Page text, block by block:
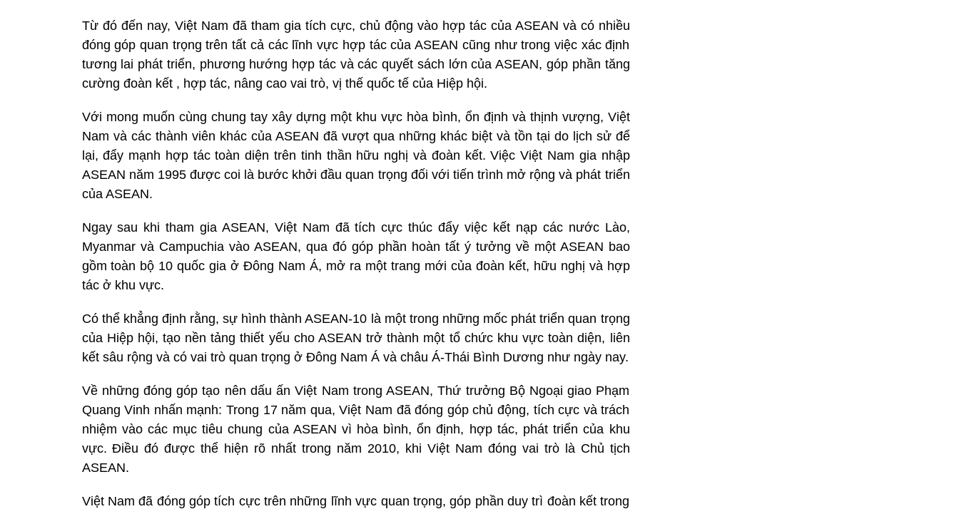
Từ đó đến nay, Việt Nam đã tham gia tích cực, chủ động vào hợp tác của ASEAN và có nhiều
đóng góp quan trọng trên tất cả các lĩnh vực hợp tác của ASEAN cũng như trong việc xác định
tương lai phát triển, phương hướng hợp tác và các quyết sách lớn của ASEAN, góp phần tăng
cường đoàn kết , hợp tác, nâng cao vai trò, vị thế quốc tế của Hiệp hội.
Với mong muốn cùng chung tay xây dựng một khu vực hòa bình, ổn định và thịnh vượng, Việt
Nam và các thành viên khác của ASEAN đã vượt qua những khác biệt và tồn tại do lịch sử để
lại, đẩy mạnh hợp tác toàn diện trên tinh thần hữu nghị và đoàn kết. Việc Việt Nam gia nhập
ASEAN năm 1995 được coi là bước khởi đầu quan trọng đối với tiến trình mở rộng và phát triển
của ASEAN.
Ngay sau khi tham gia ASEAN, Việt Nam đã tích cực thúc đẩy việc kết nạp các nước Lào,
Myanmar và Campuchia vào ASEAN, qua đó góp phần hoàn tất ý tưởng về một ASEAN bao
gồm toàn bộ 10 quốc gia ở Đông Nam Á, mở ra một trang mới của đoàn kết, hữu nghị và hợp
tác ở khu vực.
Có thể khẳng định rằng, sự hình thành ASEAN-10 là một trong những mốc phát triển quan trọng
của Hiệp hội, tạo nền tảng thiết yếu cho ASEAN trở thành một tổ chức khu vực toàn diện, liên
kết sâu rộng và có vai trò quan trọng ở Đông Nam Á và châu Á-Thái Bình Dương như ngày nay.
Về những đóng góp tạo nên dấu ấn Việt Nam trong ASEAN, Thứ trưởng Bộ Ngoại giao Phạm
Quang Vinh nhấn mạnh: Trong 17 năm qua, Việt Nam đã đóng góp chủ động, tích cực và trách
nhiệm vào các mục tiêu chung của ASEAN vì hòa bình, ổn định, hợp tác, phát triển của khu
vực. Điều đó được thể hiện rõ nhất trong năm 2010, khi Việt Nam đóng vai trò là Chủ tịch
ASEAN.
Việt Nam đã đóng góp tích cực trên những lĩnh vực quan trọng, góp phần duy trì đoàn kết trong